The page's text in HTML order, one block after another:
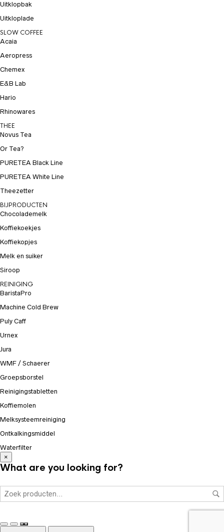
Uitklopbak
Uitkloplade
SLOW COFFEE
Acaia
Aeropress
Chemex
E&B Lab
Hario
Rhinowares
THEE
Novus Tea
Or Tea?
PURETEA Black Line
PURETEA White Line
Theezetter
BIJPRODUCTEN
Chocolademelk
Koffiekoekjes
Koffiekopjes
Melk en suiker
Siroop
REINIGING
BaristaPro
Machine Cold Brew
Puly Caff
Urnex
Jura
WMF / Schaerer
Groepsborstel
Reinigingstabletten
Koffiemolen
Melksysteemreiniging
Ontkalkingsmiddel
Waterfilter
×
What are you looking for?